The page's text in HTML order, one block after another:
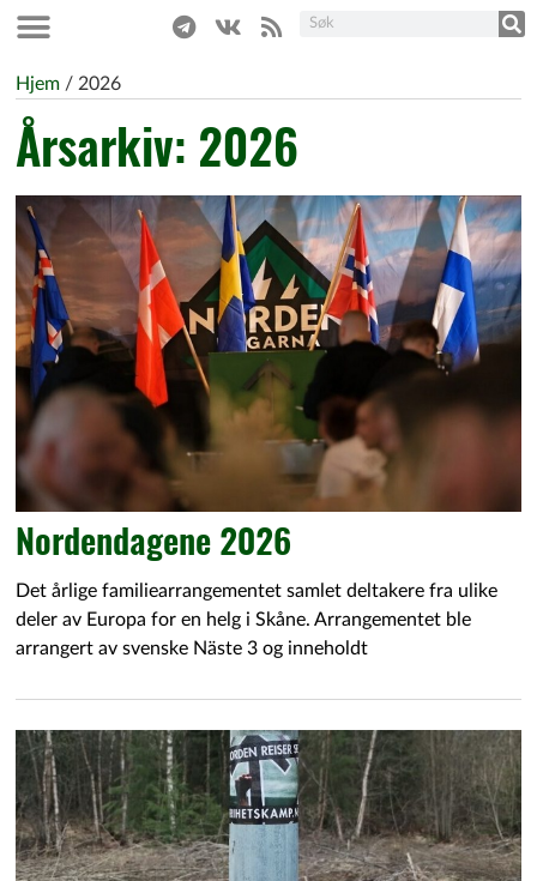
Hjem / 2026
Årsarkiv: 2026
Nordendagene 2026
Det årlige familiearrangementet samlet deltakere fra ulike
deler av Europa for en helg i Skåne. Arrangementet ble
arrangert av svenske Näste 3 og inneholdt